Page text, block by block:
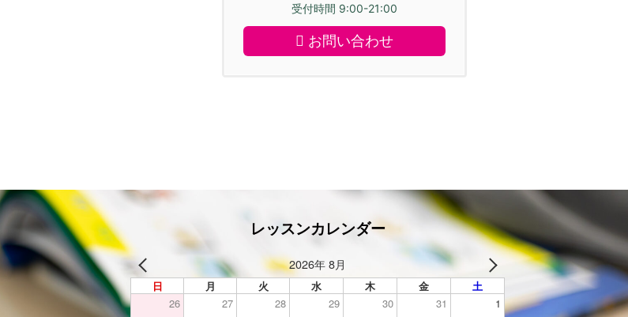
受付時間 9:00-21:00
お問い合わせ
レッスンカレンダー
2026年 8月
日 月 火 水 木 金
土
26
27 28 29 30 31 1